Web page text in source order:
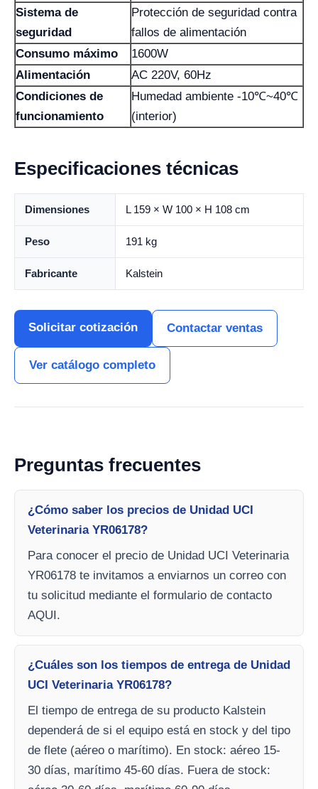
Sistema de
seguridad
Protección de seguridad contra
fallos de alimentación
Consumo máximo
1600W
Alimentación
AC 220V, 60Hz
Condiciones de
funcionamiento
Humedad ambiente -10℃~40℃
(interior)
Especificaciones técnicas
Dimensiones L 159 × W 100 × H 108 cm
Peso 191 kg
Fabricante Kalstein
Solicitar cotización Contactar ventas
Ver catálogo completo
Preguntas frecuentes
¿Cómo saber los precios de Unidad UCI
Veterinaria YR06178?
Para conocer el precio de Unidad UCI Veterinaria
YR06178 te invitamos a enviarnos un correo con
tu solicitud mediante el formulario de contacto
AQUI.
¿Cuáles son los tiempos de entrega de Unidad
UCI Veterinaria YR06178?
El tiempo de entrega de su producto Kalstein
dependerá de si el equipo está en stock y del tipo
de flete (aéreo o marítimo). En stock: aéreo 15-
30 días, marítimo 45-60 días. Fuera de stock: